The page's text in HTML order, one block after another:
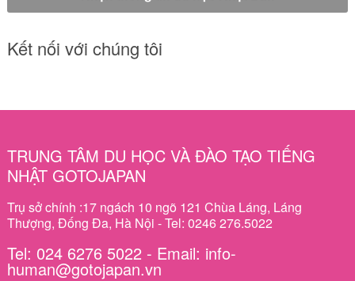
Kết nối với chúng tôi
TRUNG TÂM DU HỌC VÀ ĐÀO TẠO TIẾNG
NHẬT GOTOJAPAN
Trụ sở chính :17 ngách 10 ngõ 121 Chùa Láng, Láng
Thượng, Đống Đa, Hà Nội - Tel: 0246 276.5022
Tel: 024 6276 5022 - Email: info-
human@gotojapan.vn